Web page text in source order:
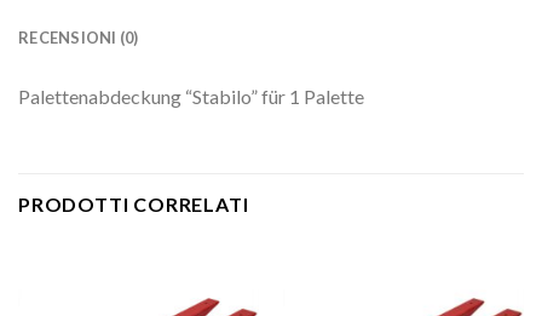
RECENSIONI (0)
Palettenabdeckung “Stabilo” für 1 Palette
PRODOTTI CORRELATI